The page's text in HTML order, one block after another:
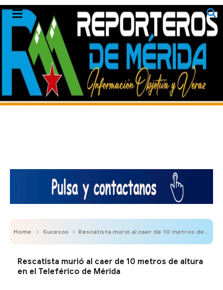
Home Sucesos Rescatista murió al caer de 10 metros de altura en el Teleférico de Mérida
Rescatista murió al caer de 10 metros de altura
en el Teleférico de Mérida